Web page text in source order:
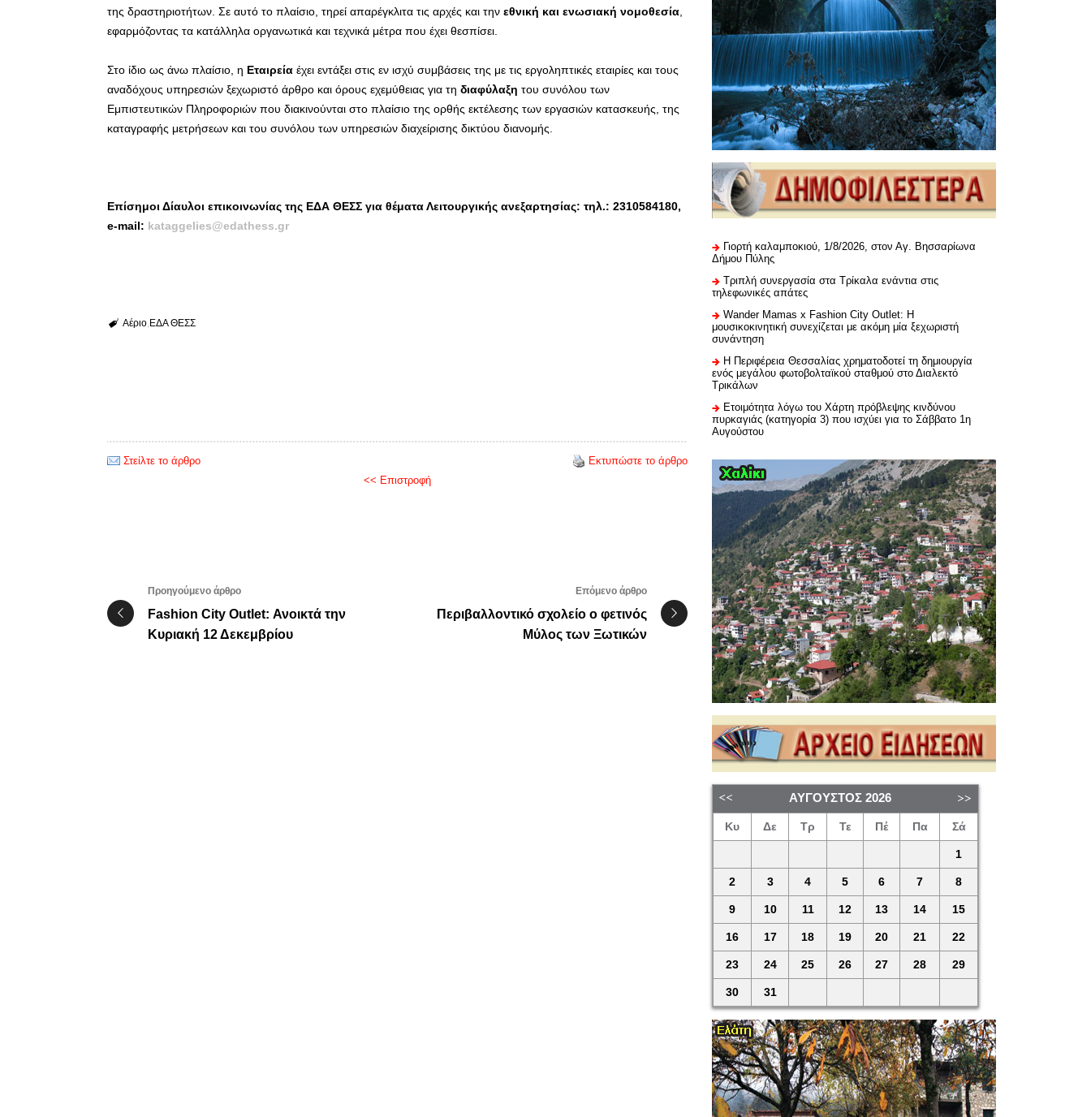
της δραστηριοτήτων. Σε αυτό το πλαίσιο, τηρεί απαρέγκλιτα τις αρχές και την εθνική και ενωσιακή νομοθεσία
εφαρμόζοντας τα κατάλληλα οργανωτικά και τεχνικά μέτρα που έχει θεσπίσει.
Στο ίδιο ως άνω πλαίσιο, η Εταιρεία έχει εντάξει στις εν ισχύ συμβάσεις της με τις εργοληπτικές εταιρίες και τους
αναδόχους υπηρεσιών ξεχωριστό άρθρο και όρους εχεμύθειας για τη διαφύλαξη του συνόλου των
Εμπιστευτικών Πληροφοριών που διακινούνται στο πλαίσιο της ορθής εκτέλεσης των εργασιών κατασκευής, της
καταγραφής μετρήσεων και του συνόλου των υπηρεσιών διαχείρισης δικτύου διανομής.
Επίσημοι Δίαυλοι επικοινωνίας της ΕΔΑ ΘΕΣΣ για θέματα Λειτουργικής ανεξαρτησίας: τηλ.: 2310584180,
e-mail: kataggelies@edathess.gr
Αέριο ΕΔΑ ΘΕΣΣ
Στείλτε το άρθρο
Εκτυπώστε το άρθρο
<< Επιστροφή
Προηγούμενο άρθρο
Fashion City Outlet: Ανοικτά την
Κυριακή 12 Δεκεμβρίου
Επόμενο άρθρο
Περιβαλλοντικό σχολείο ο φετινός
Μύλος των Ξωτικών
Γιορτή καλαμποκιού, 1/8/2026, στον Αγ. Βησσαρίωνα
Δήμου Πύλης
Τριπλή συνεργασία στα Τρίκαλα ενάντια στις
τηλεφωνικές απάτες
Wander Mamas x Fashion City Outlet: Η
μουσικοκινητική συνεχίζεται με ακόμη μία ξεχωριστή
συνάντηση
H Περιφέρεια Θεσσαλίας χρηματοδοτεί τη δημιουργία
ενός μεγάλου φωτοβολταϊκού σταθμού στο Διαλεκτό
Τρικάλων
Ετοιμότητα λόγω του Χάρτη πρόβλεψης κινδύνου
πυρκαγιάς (κατηγορία 3) που ισχύει για το Σάββατο 1η
Αυγούστου
ΑΎΓΟΥΣΤΟΣ 2026
Κυ Δε Τρ Τε Πέ Πα Σά
1
2 3 4 5 6 7 8
9 10 11 12 13 14 15
16 17 18 19 20 21 22
23 24 25 26 27 28 29
30 31